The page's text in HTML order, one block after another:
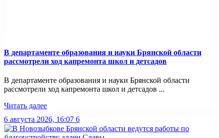
В департаменте образования и науки Брянской области
рассмотрели ход капремонта школ и детсадов
В департаменте образования и науки Брянской области
рассмотрели ход капремонта школ и детсадов ...
Читать далее
6 августа 2026, 16:07 6